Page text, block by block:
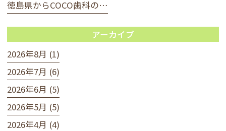
徳島県からCOCO歯科の…
アーカイブ
2026年8月 (1)
2026年7月 (6)
2026年6月 (5)
2026年5月 (5)
2026年4月 (4)